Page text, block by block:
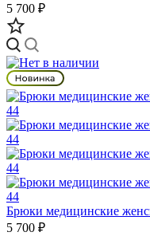
5 700 ₽
Брюки медицинские
5 700 ₽